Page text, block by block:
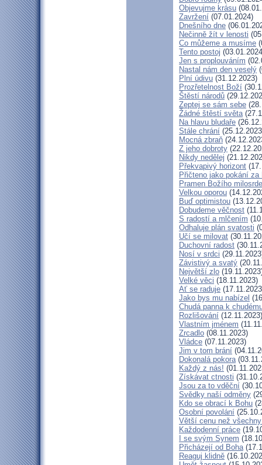
Objevujme krásu
Zavržení (07.01.2024)
Dnešního dne
Nečinně žít v lenosti
Co můžeme a musíme
Tento postoj
Jen s proplouváním
Nastal nám den veselý
Plní údivu (31.12.2023)
Prozřetelnost Boží
Štěstí národů
Zeptej se sám sebe
Žádné štěstí světa
Na hlavu bludaře
Stále chrání
Mocná zbraň
Z jeho dobroty
Nikdy nedělej
Překvapivý horizont
Přičteno jako pokání za
Pramen Božího
Velkou oporou
Buď optimistou
Dobudeme věčnost
S radostí a mlčením
Odhaluje plán svatosti
Učí se milovat
Duchovní radost
Nosí v srdci
Závistivý a svatý
Největší zlo
Velké věci (18.11.2023)
Ať se raduje
Jako bys mu nabízel
Chudá panna k
Rozlišování (12.11.2023)
Vlastním jménem
Zrcadlo (08.11.2023)
Vládce (07.11.2023)
Jim v tom brání
Dokonalá pokora
Každý z nás!
Získávat ctnosti
Jsou za to vděční
Svědky naší odměny
Kdo se obrací k Bohu
Osobní povolání
Větší cenu než
Každodenní práce
I se svým Synem
Přicházejí od Boha
Reaguj klidně